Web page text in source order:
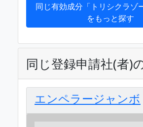
同じ有効成分「トリシクラゾ
をもっと探す
同じ登録申請社(者)
エンペラージャンボ